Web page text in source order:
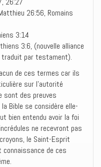
26:56, Romains
3:14
3:6, (nouvelle alliance
traduit par testament).
de ces termes car ils
sur l’autorité
sont des preuves
Bible se considère elle-
bien entendu avoir la foi
ne recevront pas
le Saint-Esprit
de ces